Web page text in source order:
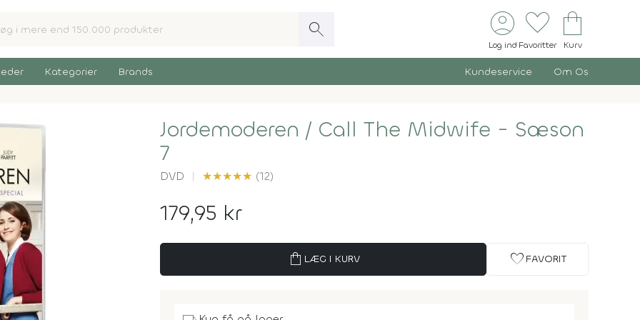
search account_circle
Log ind
favorite
Favoritter
shopping_bag
Kurv
Kategorier Brands Kundeservice Om Os
Jordemoderen / Call The Midwife - Sæson
7
DVD ★★★★★ (12)
179,95 kr
shopping_bag LÆG I KURV favorite FAVORIT